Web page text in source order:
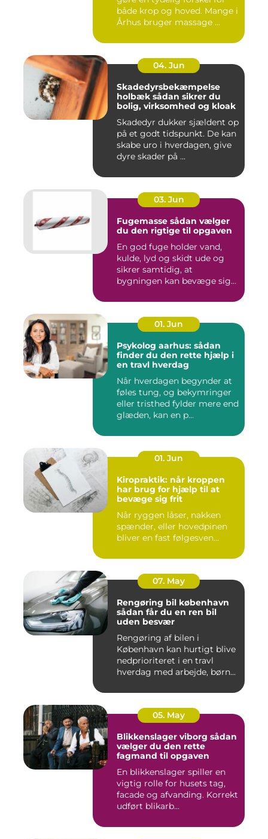
både krop og hoved. Mange i
Århus bruger massage ...
04. Jun
Skadedyrsbekæmpelse
holbæk sådan sikrer du
bolig, virksomhed og kloak
Skadedyr dukker sjældent op
på et godt tidspunkt. De kan
skabe uro i hverdagen, give
dyre skader på ...
03. Jun
Fugemasse sådan vælger
du den rigtige til opgaven
En god fuge holder vand,
kulde, lyd og skidt ude og
sikrer samtidig, at
bygningen kan bevæge sig
01. Jun
Psykolog aarhus: sådan
finder du den rette hjælp i
en travl hverdag
Når hverdagen begynder at
føles tung, og bekymringer
eller tristhed fylder mere end
glæden, kan en p...
01. Jun
Kiropraktik: når kroppen
har brug for hjælp til at
bevæge sig frit
Når ryggen låser, nakken
spænder, eller hovedpinen
bliver en fast følgesven...
07. May
Rengøring bil københavn
sådan får du en ren bil
uden besvær
Rengøring af bilen i
København kan hurtigt blive
nedprioriteret i en travl
hverdag med arbejde, børn...
05. May
Blikkenslager viborg sådan
vælger du den rette
fagmand til opgaven
En blikkenslager spiller en
vigtig rolle for husets tag,
facade og afvanding. Korrekt
udført blikarb...